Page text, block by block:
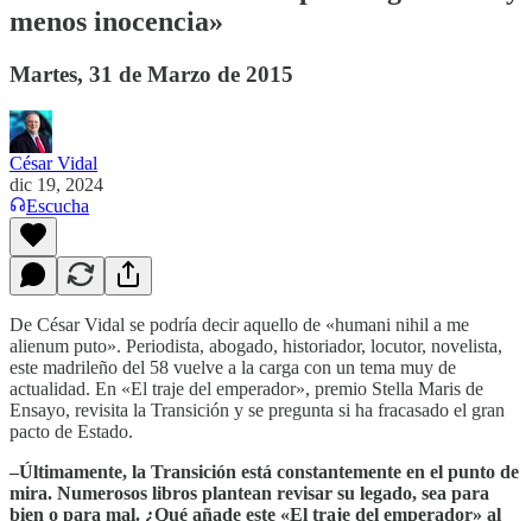
menos inocencia»
Martes, 31 de Marzo de 2015
César Vidal
dic 19, 2024
Escucha
De César Vidal se podría decir aquello de «humani nihil a me
alienum puto». Periodista, abogado, historiador, locutor, novelista,
este madrileño del 58 vuelve a la carga con un tema muy de
actualidad. En «El traje del emperador», premio Stella Maris de
Ensayo, revisita la Transición y se pregunta si ha fracasado el gran
pacto de Estado.
–Últimamente, la Transición está constantemente en el punto de
mira. Numerosos libros plantean revisar su legado, sea para
bien o para mal. ¿Qué añade este «El traje del emperador» al